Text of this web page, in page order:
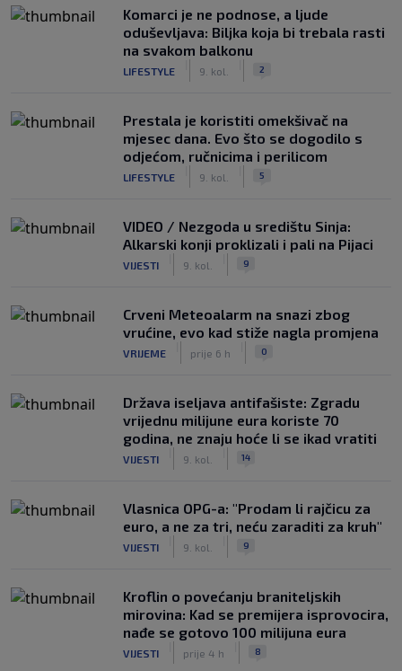
Komarci je ne podnose, a ljude
oduševljava: Biljka koja bi trebala rasti
na svakom balkonu
LIFESTYLE 9. kol. 2
Prestala je koristiti omekšivač na
mjesec dana. Evo što se dogodilo s
odjećom, ručnicima i perilicom
LIFESTYLE 9. kol. 5
VIDEO / Nezgoda u središtu Sinja:
Alkarski konji proklizali i pali na Pijaci
VIJESTI 9. kol. 9
Crveni Meteoalarm na snazi zbog
vrućine, evo kad stiže nagla promjena
VRIJEME prije 6 h 0
Država iseljava antifašiste: Zgradu
vrijednu milijune eura koriste 70
godina, ne znaju hoće li se ikad vratiti
VIJESTI 9. kol. 14
Vlasnica OPG-a: "Prodam li rajčicu za
euro, a ne za tri, neću zaraditi za kruh"
VIJESTI 9. kol. 9
Kroflin o povećanju braniteljskih
mirovina: Kad se premijera isprovocira,
nađe se gotovo 100 milijuna eura
VIJESTI prije 4 h 8